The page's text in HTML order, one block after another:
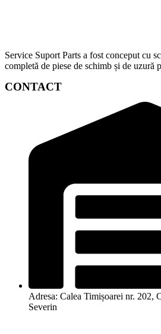
Service Suport Parts a fost conceput cu
completă de piese de schimb și de uzură
CONTACT
Adresa: Calea Timișoarei nr. 202,
Severin